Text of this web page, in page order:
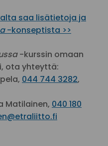
saa lisätietoja ja
-konseptista >>
-kurssin omaan
ota yhteyttä:
044 744 3282,
Matilainen, 040 180